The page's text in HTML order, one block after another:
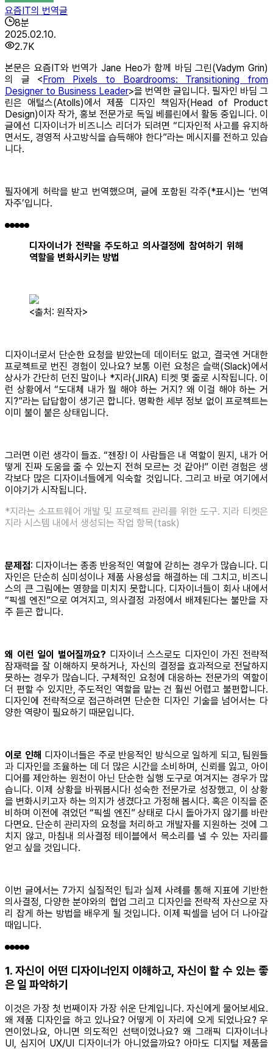
요즘IT의 번역글
8분
2025.02.10.
2.7K
본문은 요즘IT와 번역가 Jane Heo가 함께 바딤 그린(Vadym Grin)
의 글 <From Pixels to Boardrooms: Transitioning from
Designer to Business Leader>을 번역한 글입니다. 필자인 바딤 그
린은 애털스(Atolls)에서 제품 디자인 책임자(Head of Product
Design)이자 작가, 홍보 전문가로 독일 베를린에서 활동 중입니다. 이
글에선 디자이너가 비즈니스 리더가 되려면 “디자인적 사고를 유지하
면서도, 경영적 사고방식을 습득해야 한다”라는 메시지를 전하고 있습
니다.
필자에게 허락을 받고 번역했으며, 글에 포함된 각주(*표시)는 ‘번역
자주’입니다.
디자이너가 전략을 주도하고 의사결정에 참여하기 위해
역할을 변화시키는 방법
<출처: 원작자>
디자이너로서 단순한 요청을 받았는데 데이터도 없고, 결국엔 거대한
프로젝트로 번진 경험이 있나요? 보통 이런 요청은 슬랙(Slack)에서
상사가 간단히 던진 말이나 *지라(JIRA) 티켓 몇 줄로 시작됩니다. 이
런 상황에서 “도대체 내가 뭘 해야 하는 거지? 왜 이걸 해야 하는 거
지?”라는 답답함이 생기곤 합니다. 명확한 세부 정보 없이 프로젝트는
이미 불이 붙은 상태입니다.
그러면 이런 생각이 들죠. “젠장! 이 사람들은 내 역할이 뭔지, 내가 어
떻게 진짜 도움을 줄 수 있는지 전혀 모르는 것 같아!” 이런 경험은 생
각보다 많은 디자이너들에게 익숙할 것입니다. 그리고 바로 여기에서
이야기가 시작됩니다.
*지라는 소프트웨어 개발 및 프로젝트 관리를 위한 도구. 지라 티켓은
지라 시스템 내에서 생성되는 작업 항목(task)
문제점: 디자이너는 종종 반응적인 역할에 갇히는 경우가 많습니다. 디
자인은 단순히 심미성이나 제품 사용성을 해결하는 데 그치고, 비즈니
스의 큰 그림에는 영향을 미치지 못합니다. 디자이너들이 회사 내에서
“픽셀 엔진”으로 여겨지고, 의사결정 과정에서 배제된다는 불만을 자
주 듣곤 합니다.
왜 이런 일이 벌어질까요? 디자이너 스스로도 디자인이 가진 전략적
잠재력을 잘 이해하지 못하거나, 자신의 결정을 효과적으로 전달하지
못하는 경우가 많습니다. 구체적인 요청에 대응하는 전문가의 역할이
더 편할 수 있지만, 주도적인 역할을 맡는 건 훨씬 어렵고 불편합니다.
디자인에 전략적으로 접근하려면 단순한 디자인 기술을 넘어서는 다
양한 역량이 필요하기 때문입니다.
이로 인해 디자이너들은 주로 반응적인 방식으로 일하게 되고, 팀원들
과 디자인을 조율하는 데 더 많은 시간을 소비하며, 신뢰를 잃고, 아이
디어를 제안하는 원천이 아닌 단순한 실행 도구로 여겨지는 경우가 많
습니다. 이제 상황을 바꿔봅시다! 성숙한 전문가로 성장했고, 이 상황
을 변화시키고자 하는 의지가 생겼다고 가정해 봅시다. 혹은 이직을 준
비하며 이전에 겪었던 “픽셀 엔진” 상태로 다시 돌아가지 않기를 바란
다면요. 단순히 관리자의 요청을 처리하고 개발자를 지원하는 것에 그
치지 않고, 마침내 의사결정 테이블에서 목소리를 낼 수 있는 자리를
얻고 싶을 것입니다.
이번 글에서는 7가지 실질적인 팁과 실제 사례를 통해 지표에 기반한
의사결정, 다양한 분야와의 협업 그리고 디자인을 전략적 자산으로 자
리 잡게 하는 방법을 배우게 될 것입니다. 이제 픽셀을 넘어 더 나아갈
때입니다.
1. 자신이 어떤 디자이너인지 이해하고, 자신이 할 수 있는 좋
은 일 파악하기
이것은 가장 첫 번째이자 가장 쉬운 단계입니다. 자신에게 물어보세요.
왜 제품 디자인을 하고 있나요? 어떻게 이 자리에 오게 되었나요? 우
연이었나요, 아니면 의도적인 선택이었나요? 왜 그래픽 디자이너나
UI, 심지어 UX/UI 디자이너가 아니었을까요? 아마도 디지털 제품을